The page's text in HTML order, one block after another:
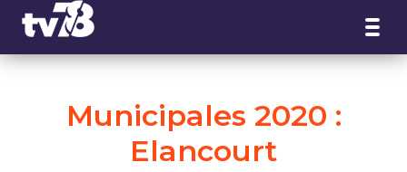
Municipales 2020 :
Elancourt
Panneau de gestion des cookies